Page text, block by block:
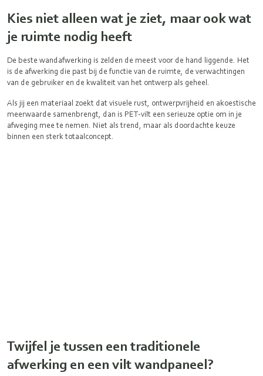
Kies niet alleen wat je ziet, maar ook wat
je ruimte nodig heeft
De beste wandafwerking is zelden de meest voor de hand liggende. Het
is de afwerking die past bij de functie van de ruimte, de verwachtingen
van de gebruiker en de kwaliteit van het ontwerp als geheel.
Als jij een materiaal zoekt dat visuele rust, ontwerpvrijheid en akoestische
meerwaarde samenbrengt, dan is PET-vilt een serieuze optie om in je
afweging mee te nemen. Niet als trend, maar als doordachte keuze
binnen een sterk totaalconcept.
Twijfel je tussen een traditionele
afwerking en een vilt wandpaneel?